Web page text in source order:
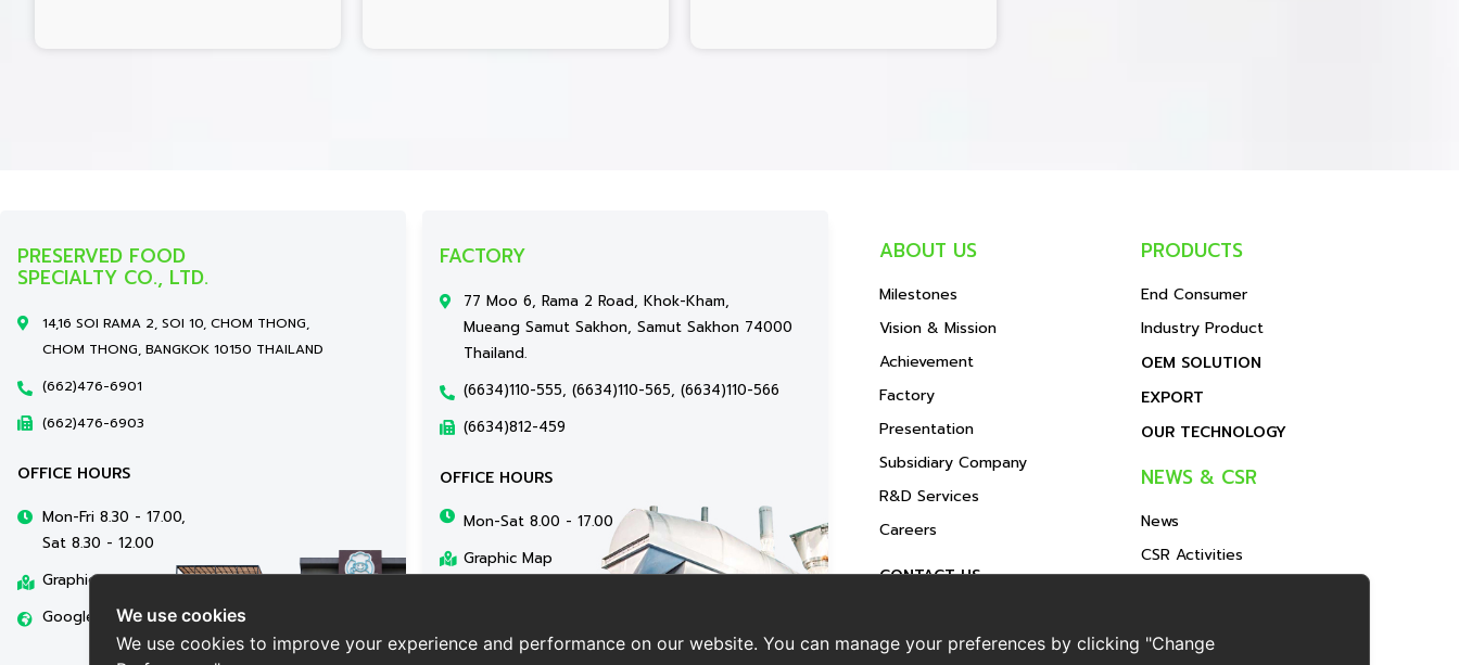
PRESERVED FOOD
SPECIALTY CO., LTD.
14,16 SOI RAMA 2, SOI 10, CHOM THONG,
CHOM THONG, BANGKOK 10150 THAILAND
(662)476-6901
(662)476-6903
OFFICE HOURS
Mon-Fri 8.30 - 17.00,
Sat 8.30 - 12.00
Graphic Map
Google Map
FACTORY
77 Moo 6, Rama 2 Road, Khok-Kham,
Mueang Samut Sakhon, Samut Sakhon 74000
Thailand.
(6634)110-555, (6634)110-565, (6634)110-566
(6634)812-459
OFFICE HOURS
Mon-Sat 8.00 - 17.00
Graphic Map
ABOUT US
Milestones
Vision & Mission
Achievement
Factory
Presentation
Subsidiary Company
R&D Services
Careers
CONTACT US
PRODUCTS
End Consumer
Industry Product
OEM SOLUTION
EXPORT
OUR TECHNOLOGY
NEWS & CSR
News
CSR Activities
We use cookies
We use cookies to improve your experience and performance on our website. You can manage your preferences by clicking "Change